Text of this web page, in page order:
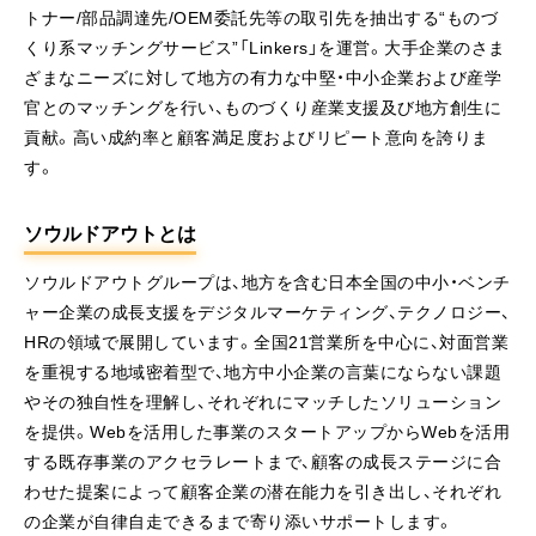
トナー/部品調達先/OEM委託先等の取引先を抽出する“ものづ
くり系マッチングサービス”「Linkers」を運営。大手企業のさま
ざまなニーズに対して地方の有力な中堅・中小企業および産学
官とのマッチングを行い、ものづくり産業支援及び地方創生に
貢献。高い成約率と顧客満足度およびリピート意向を誇りま
す。
ソウルドアウトとは
ソウルドアウトグループは、地方を含む日本全国の中小・ベンチ
ャー企業の成長支援をデジタルマーケティング、テクノロジー、
HRの領域で展開しています。全国21営業所を中心に、対面営業
を重視する地域密着型で、地方中小企業の言葉にならない課題
やその独自性を理解し、それぞれにマッチしたソリューション
を提供。Webを活用した事業のスタートアップからWebを活用
する既存事業のアクセラレートまで、顧客の成長ステージに合
わせた提案によって顧客企業の潜在能力を引き出し、それぞれ
の企業が自律自走できるまで寄り添いサポートします。